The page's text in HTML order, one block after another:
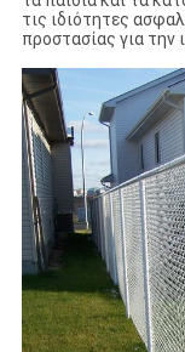
τις ιδιότητες
προστασίας για την